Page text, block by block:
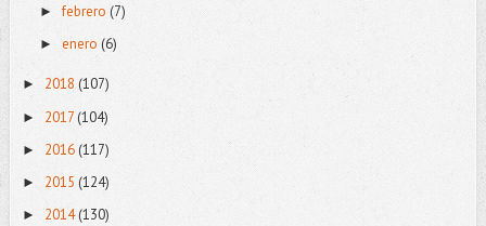
►febrero (7)
► enero (6)
► 2018 (107)
► 2017(104)
► 2016 (117)
► 2015 (124)
► 2014(130)